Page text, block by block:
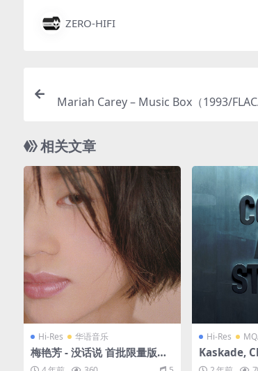
ZERO-HIFI
Mariah Carey – Music Box（1993/
相关文章
Hi-Res 华语音乐
梅艳芳 - 没话说 首批限量版
（2015/SACD/ISO/1.68G）
Hi-Res
Kaskade,
nce - Cold